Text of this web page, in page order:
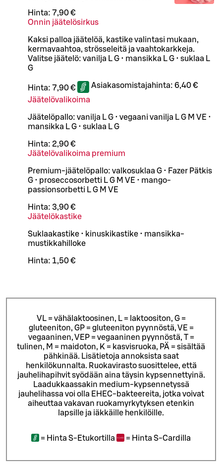
Hinta: 7,90 €
Onnin jäätelösirkus
Kaksi palloa jäätelöä, kastike valintasi mukaan,
kermavaahtoa, strösseleitä ja vaahtokarkkeja.
Valitse jäätelö: vanilja L G • mansikka L G • suklaa L
G
Hinta: 7,90 € Asiakasomistajahinta: 6,40 €
Jäätelövalikoima
Jäätelöpallo: vanilja L G • vegaani vanilja L G M VE •
mansikka L G • suklaa L G
Hinta: 2,90 €
Jäätelövalikoima premium
Premium-jäätelöpallo: valkosuklaa G • Fazer Pätkis
G • proseccosorbetti L G M VE • mango-
passionsorbetti L G M VE
Hinta: 3,90 €
Jäätelökastike
Suklaakastike • kinuskikastike • mansikka-
mustikkahilloke
Hinta: 1,50 €
VL = vähälaktoosinen, L = laktoositon, G =
gluteeniton, GP = gluteeniton pyynnöstä, VE =
vegaaninen, VEP = vegaaninen pyynnöstä, T =
tulinen, M = maidoton, K = kasvisruoka, PÄ = sisältää
pähkinää. Lisätietoja annoksista saat
henkilökunnalta. Ruokavirasto suosittelee, että
jauhelihapihvit syödään aina täysin kypsennettyinä.
Laadukkaassakin medium-kypsennetyssä
jauhelihassa voi olla EHEC-bakteereita, jotka voivat
aiheuttaa vakavan ruokamyrkytyksen etenkin
lapsille ja iäkkäille henkilöille.
= Hinta S-Etukortilla = Hinta S-Cardilla